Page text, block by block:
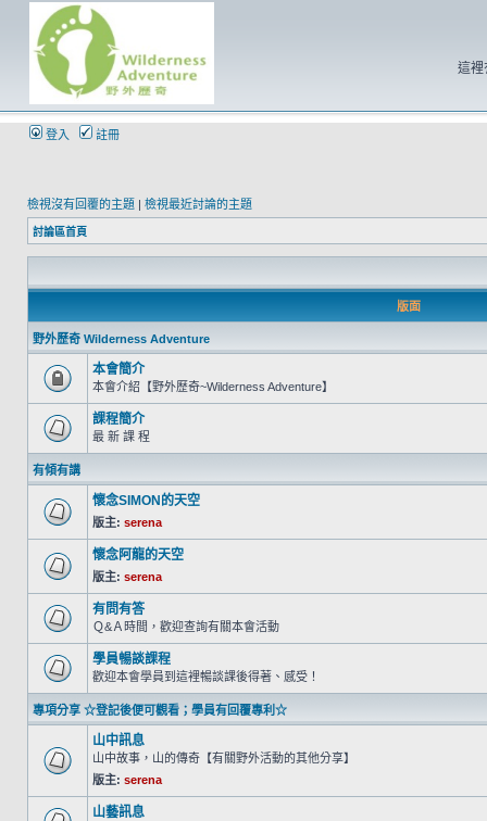
這裡
登入 註冊
檢視沒有回覆的主題 | 檢視最近討論的主題
討論區首頁
版面
野外歷奇 Wilderness Adventure
本會簡介
本會介紹【野外歷奇~Wilderness Adventure】
課程簡介
最 新 課 程
有傾有講
懷念SIMON的天空
版主: serena
懷念阿龍的天空
版主: serena
有問有答
Ｑ&Ａ時間，歡迎查詢有關本會活動
學員暢談課程
歡迎本會學員到這裡暢談課後得著、感受！
專項分享 ☆登記後便可觀看；學員有回覆專利☆
山中訊息
山中故事，山的傳奇【有關野外活動的其他分享】
版主: serena
山藝訊息